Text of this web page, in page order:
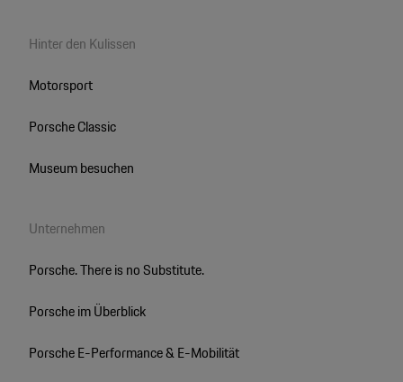
Hinter den Kulissen
Motorsport
Porsche Classic
Museum besuchen
Unternehmen
Porsche. There is no Substitute.
Porsche im Überblick
Porsche E-Performance & E-Mobilität